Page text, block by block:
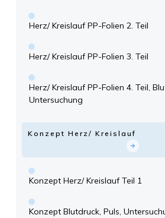
Herz/ Kreislauf PP-Folien 2. Teil
Herz/ Kreislauf PP-Folien 3. Teil
Herz/ Kreislauf PP-Folien 4. Teil,
Untersuchung
Konzept Herz/ Kreislauf
Konzept Herz/ Kreislauf Teil 1
Konzept Blutdruck, Puls,